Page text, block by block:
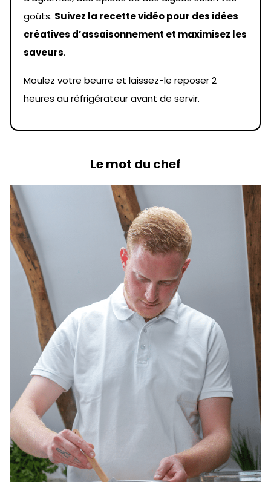
goûts. Suivez la recette vidéo pour des idées
créatives d’assaisonnement et maximisez les
saveurs.
Moulez votre beurre et laissez-le reposer 2
heures au réfrigérateur avant de servir.
Le mot du chef